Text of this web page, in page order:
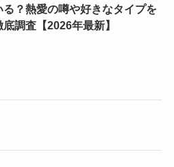
る？熱愛の噂や好きなタイプを
底調査【2026年最新】